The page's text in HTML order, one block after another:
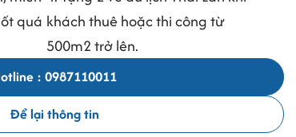
quá khách thuê hoặc thi công từ
500m2 trở lên.
: 0987110011
Để lại thông tin